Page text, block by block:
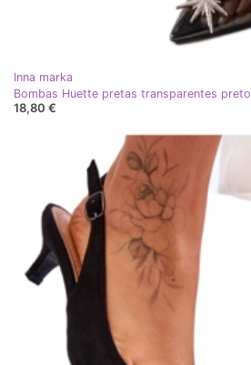
Inna marka
Bombas Huette pretas transparentes preto
18,80 €